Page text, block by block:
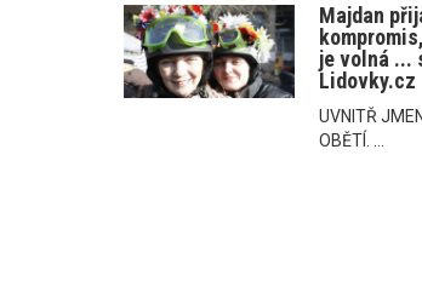
Majdan
je volná ...
Lidovky.cz
UVNITŘ
OBĚTÍ. ...